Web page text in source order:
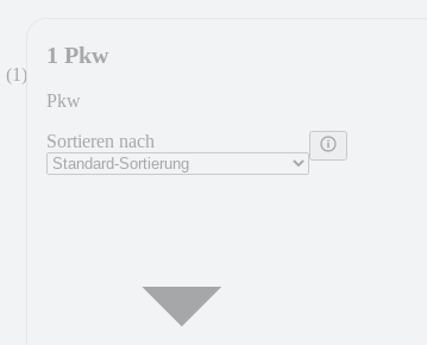
(1)
1 Pkw
Pkw
Sortieren nach